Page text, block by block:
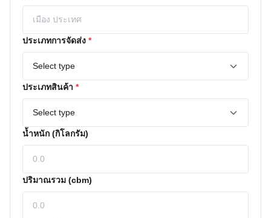
ประเภทการจัดส่ง *
ประเภทสินค้า *
น้ำหนัก (กิโลกรัม)
ปริมาณรวม (cbm)